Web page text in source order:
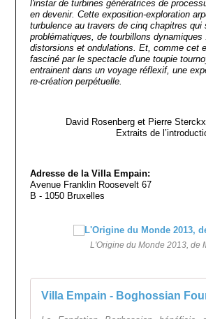
l'instar de turbines génératrices de
en devenir. Cette exposition-exploration
turbulence au travers de cinq chapitres
problématiques, de tourbillons
distorsions et ondulations. Et, comme cet
fasciné par le spectacle d'une toupie
entrainent dans un voyage réflexif, une
re-création perpétuelle.
David Rosenberg et Pierre
Extraits de
Adresse de la Villa Empain:
Avenue Franklin Roosevelt 67
B - 1050 Bruxelles
L'Origine du Monde 2013, de
Villa Empain - Boghossian